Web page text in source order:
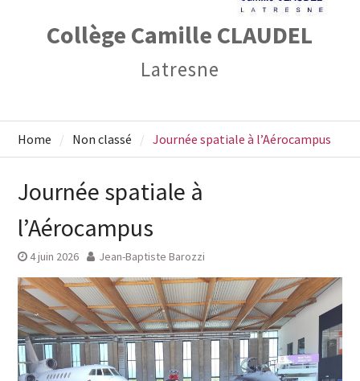
Collège Camille CLAUDEL
Latresne
Home Non classé Journée spatiale à l’Aérocampus
Journée spatiale à
l’Aérocampus
4 juin 2026 Jean-Baptiste Barozzi